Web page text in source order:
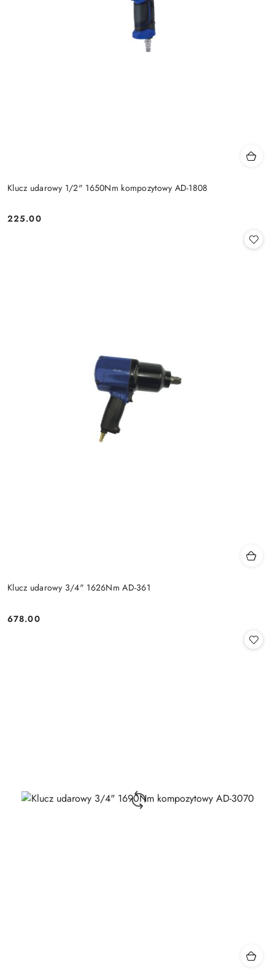
Klucz udarowy 1/2" 1650Nm kompozytowy AD-1808
Cena:
225.00
Klucz udarowy 3/4" 1626Nm AD-361
Cena:
678.00